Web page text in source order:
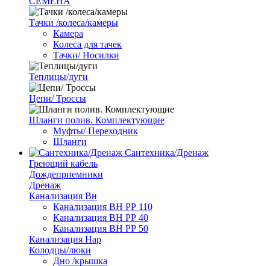
Тачки /колеса/камеры
Камера
Колеса для тачек
Тачки/ Носилки
Теплицы/дуги
Цепи/ Троссы
Шланги полив. Комплектующие
Муфты/ Переходник
Шланги
Сантехника/Дренаж
Греющий кабель
Дождеприемники
Дренаж
Канализация Вн
Канализация ВН РР 110
Канализация ВН РР 40
Канализация ВН РР 50
Канализация Нар
Колодцы/люки
Дно /крышка